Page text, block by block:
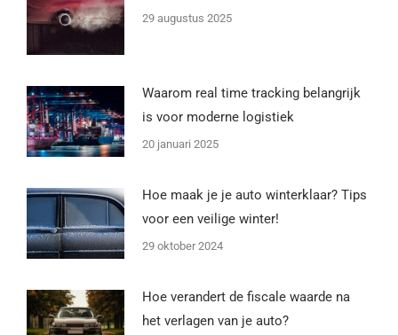
29 augustus 2025
Waarom real time tracking belangrijk
is voor moderne logistiek
20 januari 2025
Hoe maak je je auto winterklaar? Tips
voor een veilige winter!
29 oktober 2024
Hoe verandert de fiscale waarde na
het verlagen van je auto?